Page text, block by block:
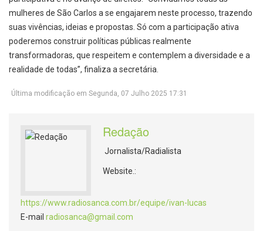
mulheres de São Carlos a se engajarem neste processo, trazendo
suas vivências, ideias e propostas. Só com a participação ativa
poderemos construir políticas públicas realmente
transformadoras, que respeitem e contemplem a diversidade e a
realidade de todas”, finaliza a secretária.
Última modificação em Segunda, 07 Julho 2025 17:31
Redação
Jornalista/Radialista
Website.:
https://www.radiosanca.com.br/equipe/ivan-lucas
E-mail radiosanca@gmail.com